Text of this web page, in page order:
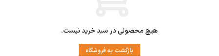
هیچ محصولی در سبد خرید نیست.
بازگشت به فروشگاه